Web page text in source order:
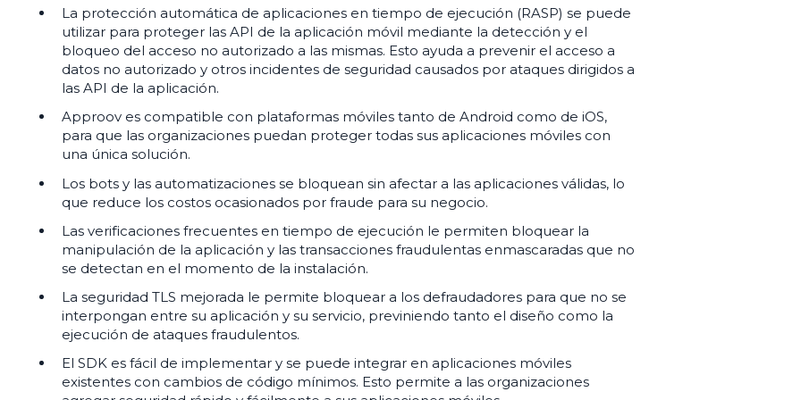
La protección automática de aplicaciones en tiempo de ejecución (RASP) se puede
utilizar para proteger las API de la aplicación móvil mediante la detección y el
bloqueo del acceso no autorizado a las mismas. Esto ayuda a prevenir el acceso a
datos no autorizado y otros incidentes de seguridad causados por ataques dirigidos a
las API de la aplicación.
Approov es compatible con plataformas móviles tanto de Android como de iOS,
para que las organizaciones puedan proteger todas sus aplicaciones móviles con
una única solución.
Los bots y las automatizaciones se bloquean sin afectar a las aplicaciones válidas, lo
que reduce los costos ocasionados por fraude para su negocio.
Las verificaciones frecuentes en tiempo de ejecución le permiten bloquear la
manipulación de la aplicación y las transacciones fraudulentas enmascaradas que no
se detectan en el momento de la instalación.
La seguridad TLS mejorada le permite bloquear a los defraudadores para que no se
interpongan entre su aplicación y su servicio, previniendo tanto el diseño como la
ejecución de ataques fraudulentos.
El SDK es fácil de implementar y se puede integrar en aplicaciones móviles
existentes con cambios de código mínimos. Esto permite a las organizaciones